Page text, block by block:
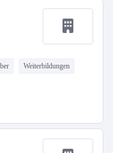
Weiterbildungen